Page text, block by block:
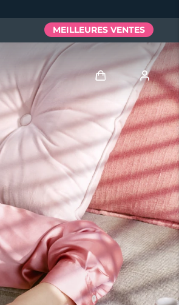
MEILLEURES VENTES
Se connecter
Profil de l'utilisateur
Mes appareils
Mes commandes
Mes adresses
Mes abonnements